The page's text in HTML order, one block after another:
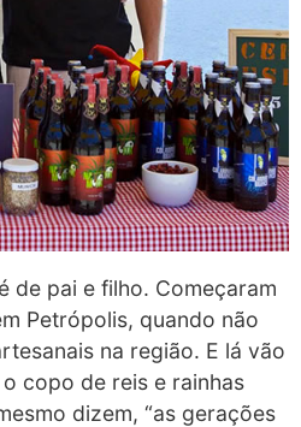
de pai e filho. Começaram
Petrópolis, quando não
na região. E lá vão
copo de reis e rainhas
dizem, “as gerações